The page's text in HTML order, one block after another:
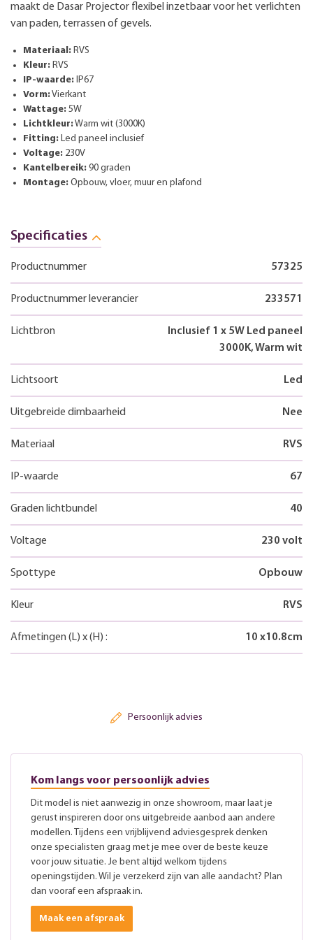
maakt de Dasar Projector flexibel inzetbaar voor het verlichten
van paden, terrassen of gevels.
Materiaal: RVS
Kleur: RVS
IP-waarde: IP67
Vorm:Vierkant
Wattage: 5W
Lichtkleur:Warm wit (3000K)
Fitting: Led paneel inclusief
Voltage: 230V
Kantelbereik: 90 graden
Montage: Opbouw, vloer, muur en plafond
Specificaties
Productnummer 57325
Productnummer leverancier 233571
Lichtbron
Inclusief 1 x 5W Led paneel
3000K, Warm wit
Lichtsoort Led
Uitgebreide dimbaarheid Nee
Materiaal RVS
IP-waarde 67
Graden lichtbundel 40
Voltage 230 volt
Spottype Opbouw
Kleur RVS
Afmetingen (L) x(H) : 10 x10.8cm
Persoonlijk advies
Kom langs voor persoonlijk advies
Dit model is niet aanwezig in onze showroom, maar laat je
gerust inspireren door ons uitgebreide aanbod aan andere
modellen. Tijdens een vrijblijvend adviesgesprek denken
onze specialisten graag met je mee over de beste keuze
voor jouw situatie. Je bent altijd welkom tijdens
openingstijden. Wil je verzekerd zijn van alle aandacht? Plan
dan vooraf een afspraak in.
Maak een afspraak